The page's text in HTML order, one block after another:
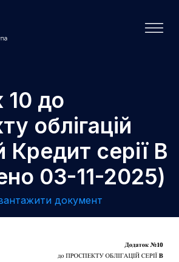
10 до
облігацій
серії B
03-11-2025)
документ